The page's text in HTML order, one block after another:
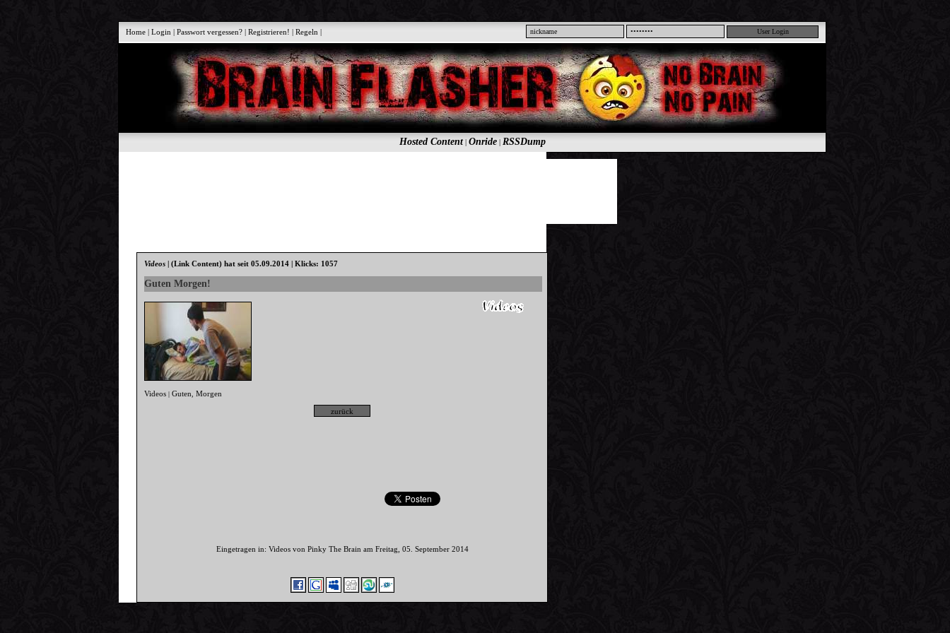
Home |Login |Passwort vergessen? |Registrieren! |Regeln |
Hosted Content| Onride| RSSDump
Videos |(Link Content) hat seit 05.09.2014 | Klicks: 1057
Guten Morgen!
Videos |Guten ,Morgen
Eingetragen in: Videos von Pinky The Brain am Freitag, 05. September 2014